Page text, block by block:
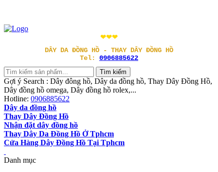
❤❤❤
DÂY DA ĐỒNG HỒ - THAY DÂY ĐỒNG HỒ
Tel: 0906885622
Gợi ý Search : Dây đông hồ, Dây da đồng hồ, Thay Dây Đồng Hồ,
Dây đồng hồ omega, Dây đồng hồ rolex,...
Hotline: 0906885622
Dây da đồng hồ
Thay Dây Đồng Hồ
Nhận đặt dây đồng hồ
Thay Dây Da Đồng Hồ Ở Tphcm
Cửa Hàng Dây Đồng Hồ Tại Tphcm
Danh mục